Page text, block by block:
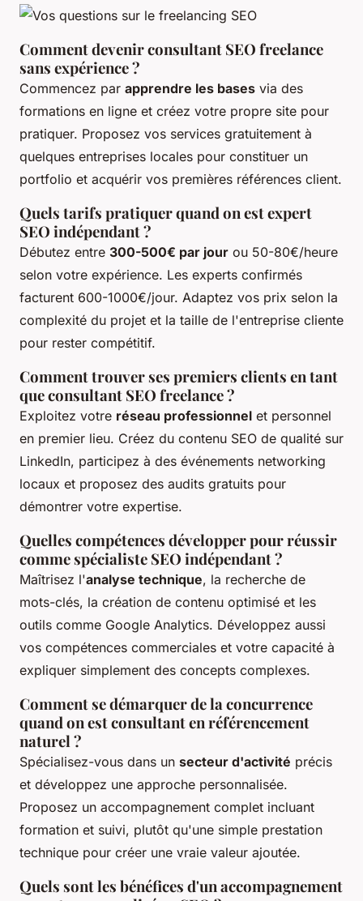
Comment devenir consultant SEO freelance
sans expérience ?
Commencez par apprendre les bases via des
formations en ligne et créez votre propre site pour
pratiquer. Proposez vos services gratuitement à
quelques entreprises locales pour constituer un
portfolio et acquérir vos premières références client.
Quels tarifs pratiquer quand on est expert
SEO indépendant ?
Débutez entre 300-500€ par jour ou 50-80€/heure
selon votre expérience. Les experts confirmés
facturent 600-1000€/jour. Adaptez vos prix selon la
complexité du projet et la taille de l'entreprise cliente
pour rester compétitif.
Comment trouver ses premiers clients en tant
que consultant SEO freelance ?
Exploitez votre réseau professionnel et personnel
en premier lieu. Créez du contenu SEO de qualité sur
LinkedIn, participez à des événements networking
locaux et proposez des audits gratuits pour
démontrer votre expertise.
Quelles compétences développer pour réussir
comme spécialiste SEO indépendant ?
Maîtrisez l'analyse technique, la recherche de
mots-clés, la création de contenu optimisé et les
outils comme Google Analytics. Développez aussi
vos compétences commerciales et votre capacité à
expliquer simplement des concepts complexes.
Comment se démarquer de la concurrence
quand on est consultant en référencement
naturel ?
Spécialisez-vous dans un secteur d'activité précis
et développez une approche personnalisée.
Proposez un accompagnement complet incluant
formation et suivi, plutôt qu'une simple prestation
technique pour créer une vraie valeur ajoutée.
Quels sont les bénéfices d'un accompagnement